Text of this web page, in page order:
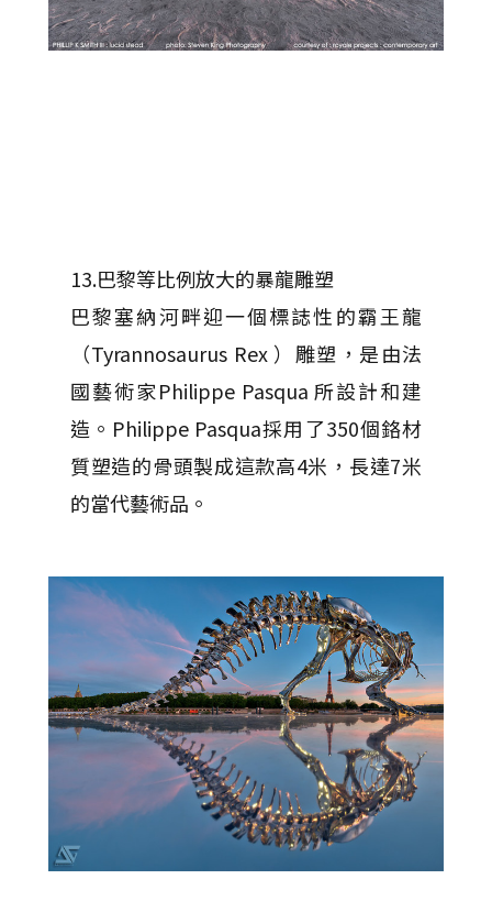
13.巴黎等比例放大的暴龍雕塑
巴黎塞納河畔迎一個標誌性的霸王龍
（Tyrannosaurus Rex ）雕塑，是由法
國藝術家Philippe Pasqua 所設計和建
造。Philippe Pasqua採用了350個鉻材
質塑造的骨頭製成這款高4米，長達7米
的當代藝術品。